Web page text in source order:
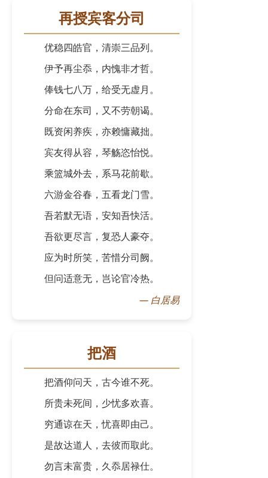
再授宾客分司
优稳四皓官，清崇三品列。
伊予再尘忝，内愧非才哲。
俸钱七八万，给受无虚月。
分命在东司，又不劳朝谒。
既资闲养疾，亦赖慵藏拙。
宾友得从容，琴觞恣怡悦。
乘篮城外去，系马花前歇。
六游金谷春，五看龙门雪。
吾若默无语，安知吾快活。
吾欲更尽言，复恐人豪夺。
应为时所笑，苦惜分司阙。
但问适意无，岂论官冷热。
— 白居易
把酒
把酒仰问天，古今谁不死。
所贵未死间，少忧多欢喜。
穷通谅在天，忧喜即由己。
是故达道人，去彼而取此。
勿言未富贵，久忝居禄仕。